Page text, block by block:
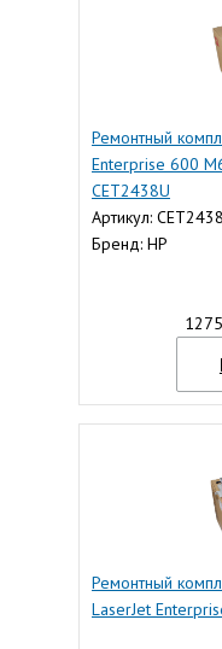
Ремонтный
Enterprise 600
CET2438U
Артикул:
Бренд: HP
Ремонтный
LaserJet